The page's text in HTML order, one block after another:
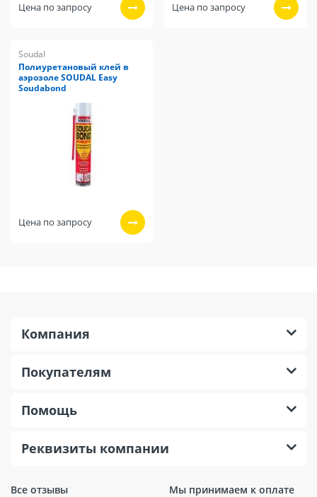
Цена по запросу Цена по запросу
Soudal
Полиуретановый клей в
аэрозоле SOUDAL Easy
Soudabond
Цена по запросу
Все отзывы Мы принимаем к оплате
Компания
Покупателям
Помощь
Реквизиты компании